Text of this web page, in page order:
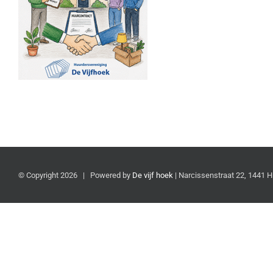
© Copyright 2026 | Powered by De vijf hoek | Narcissenstraat 22, 1441